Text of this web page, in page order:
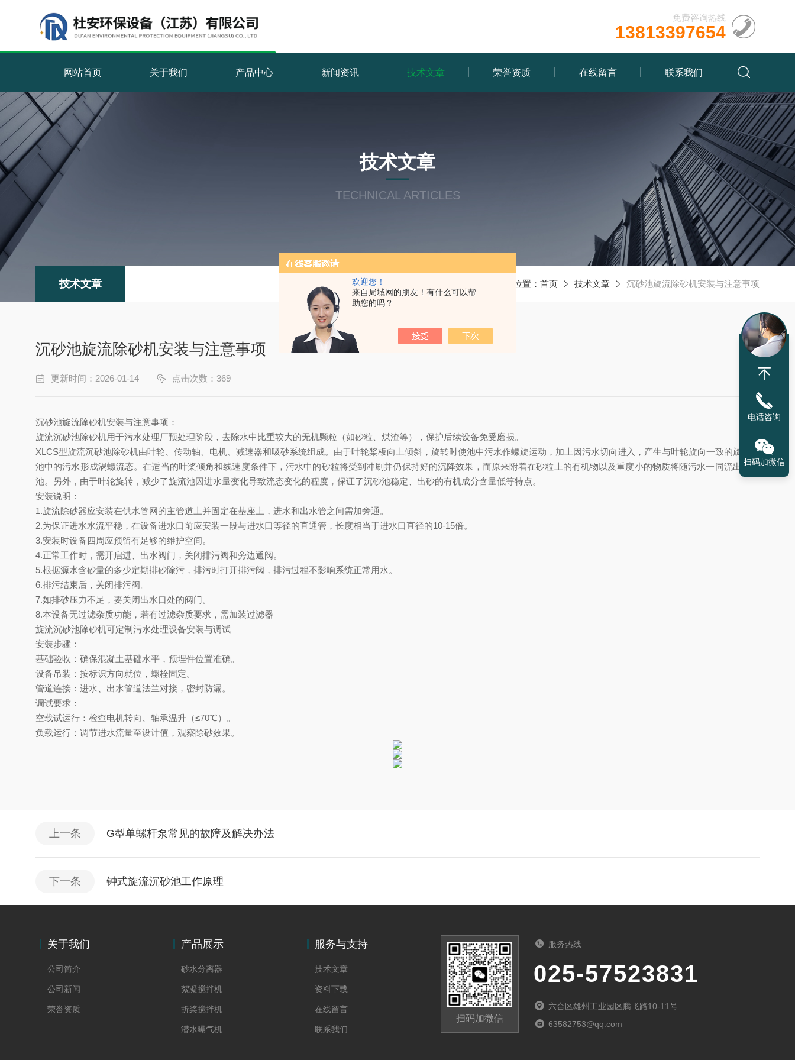
欢迎您！
来自局域网的朋友！有什么可以帮
助您的吗？
免费咨询热线
13813397654
网站首页 关于我们 产品中心 新闻资讯 技术文章 荣誉资质 在线留言 联系我们
技术文章
TECHNICAL ARTICLES
技术文章 当前位置： 首页 技术文章 沉砂池旋流除砂机安装与注意事项
沉砂池旋流除砂机安装与注意事项
更新时间：2026-01-14 点击次数：369
沉砂池旋流除砂机安装与注意事项：
旋流沉砂池除砂机用于污水处理厂预处理阶段，去除水中比重较大的无机颗粒（如砂粒、煤渣等），保护后续设备免受磨损。
XLCS型旋流沉砂池除砂机由叶轮、传动轴、电机、减速器和吸砂系统组成。由于叶轮桨板向上倾斜，旋转时使池中污水作螺旋运动，加上因污水切向进入，产生与叶轮旋向一致的旋流，
池中的污水形成涡螺流态。在适当的叶桨倾角和线速度条件下，污水中的砂粒将受到冲刷并仍保持好的沉降效果，而原来附着在砂粒上的有机物以及重度小的物质将随污水一同流出旋流
池。另外，由于叶轮旋转，减少了旋流池因进水量变化导致流态变化的程度，保证了沉砂池稳定、出砂的有机成分含量低等特点。
安装说明：
1.旋流除砂器应安装在供水管网的主管道上并固定在基座上，进水和出水管之间需加旁通。
2.为保证进水水流平稳，在设备进水口前应安装一段与进水口等径的直通管，长度相当于进水口直径的10-15倍。
3.安装时设备四周应预留有足够的维护空间。
4.正常工作时，需开启进、出水阀门，关闭排污阀和旁边通阀。
5.根据源水含砂量的多少定期排砂除污，排污时打开排污阀，排污过程不影响系统正常用水。
6.排污结束后，关闭排污阀。
7.如排砂压力不足，要关闭出水口处的阀门。
8.本设备无过滤杂质功能，若有过滤杂质要求，需加装过滤器
旋流沉砂池除砂机可定制污水处理设备安装与调试
安装步骤：
基础验收：确保混凝土基础水平，预埋件位置准确。
设备吊装：按标识方向就位，螺栓固定。
管道连接：进水、出水管道法兰对接，密封防漏。
调试要求：
空载试运行：检查电机转向、轴承温升（≤70℃）。
负载运行：调节进水流量至设计值，观察除砂效果。
上一条 G型单螺杆泵常见的故障及解决办法
下一条 钟式旋流沉砂池工作原理
关于我们
公司简介
公司新闻
荣誉资质
产品展示
砂水分离器
絮凝搅拌机
折桨搅拌机
潜水曝气机
服务与支持
技术文章
资料下载
在线留言
联系我们
扫码加微信
服务热线
025-57523831
六合区雄州工业园区腾飞路10-11号
63582753@qq.com
电话咨询
扫码加微信